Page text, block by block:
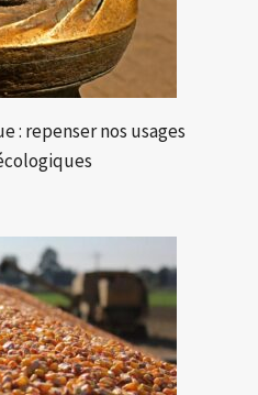
: repenser nos usages